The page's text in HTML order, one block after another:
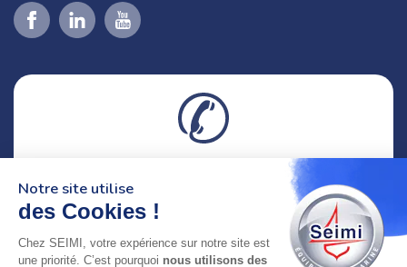
8h-12h30 & 13h30-18h
adresse : 75 Rue Amiral Troude,
29200 Brest FRANCE
Notre site utilise
des Cookies !
Chez SEIMI, votre expérience sur notre site est
une priorité. C’est pourquoi nous utilisons des